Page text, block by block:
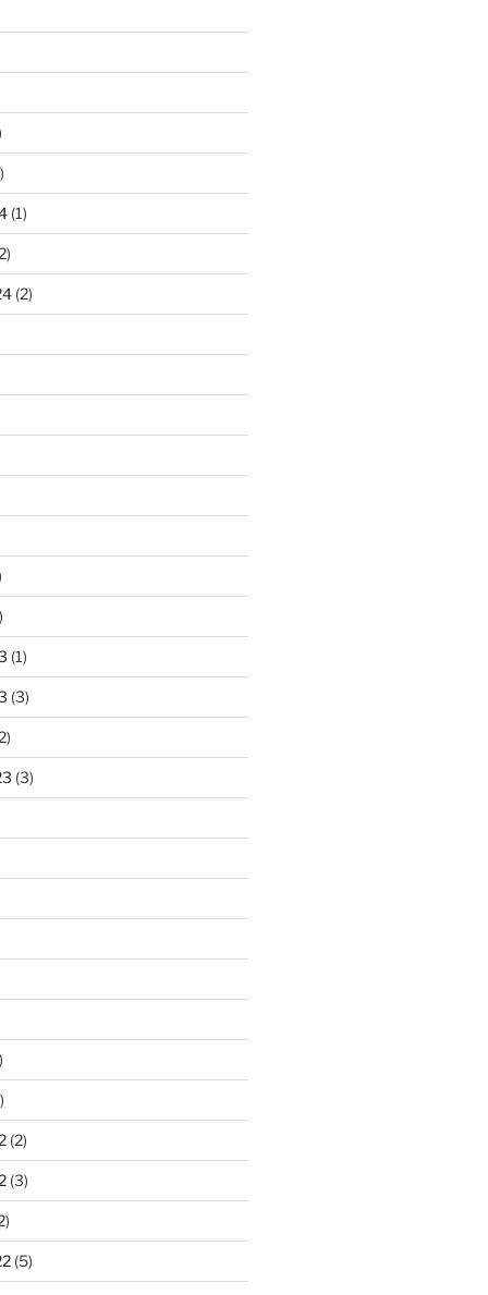
(1)
(2)
(1)
(3)
(3)
(2)
(3)
(5)